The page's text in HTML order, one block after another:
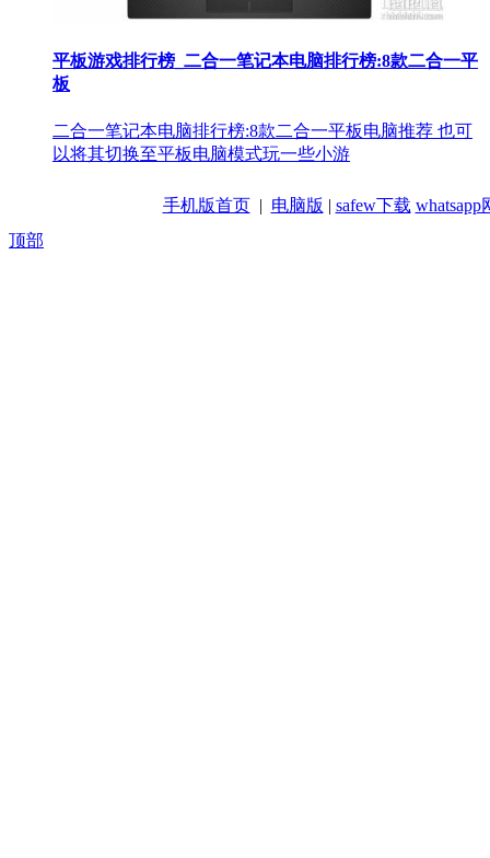
平板游戏排行榜_二合一笔记本电脑排行榜:8款二合一平
板
二合一笔记本电脑排行榜:8款二合一平板电脑推荐 也可
以将其切换至平板电脑模式玩一些小游
手机版首页| 电脑版 | safew下载 whatsapp
顶部